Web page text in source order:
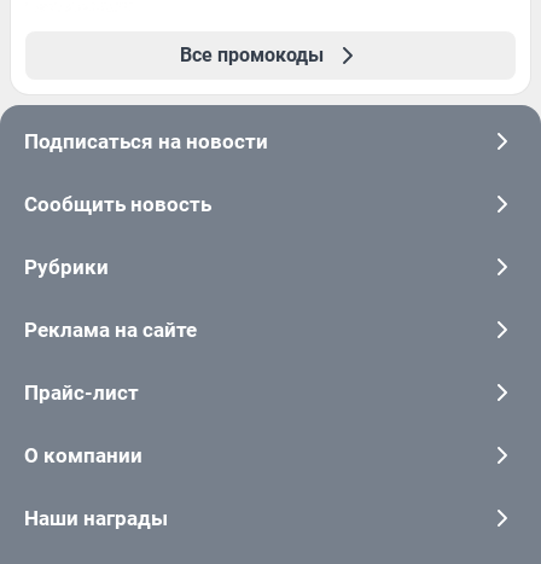
Все промокоды
Подписаться на новости
Сообщить новость
Рубрики
Реклама на сайте
Прайс-лист
О компании
Наши награды